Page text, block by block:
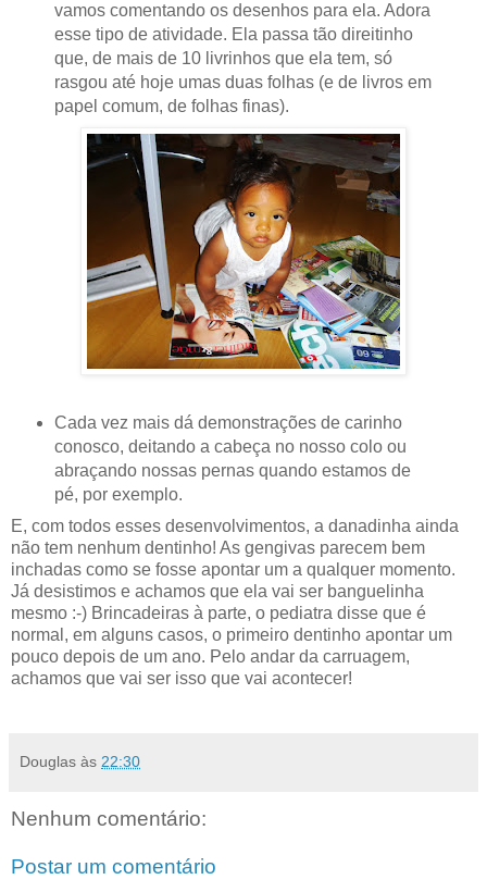
vamos comentando os desenhos para ela. Adora
esse tipo de atividade. Ela passa tão direitinho
que, de mais de 10 livrinhos que ela tem, só
rasgou até hoje umas duas folhas (e de livros em
papel comum, de folhas finas).
Cada vez mais dá demonstrações de carinho
conosco, deitando a cabeça no nosso colo ou
abraçando nossas pernas quando estamos de
pé, por exemplo.
E, com todos esses desenvolvimentos, a danadinha ainda
não tem nenhum dentinho! As gengivas parecem bem
inchadas como se fosse apontar um a qualquer momento.
Já desistimos e achamos que ela vai ser banguelinha
mesmo :-) Brincadeiras à parte, o pediatra disse que é
normal, em alguns casos, o primeiro dentinho apontar um
pouco depois de um ano. Pelo andar da carruagem,
achamos que vai ser isso que vai acontecer!
Douglas às 22:30
Nenhum comentário:
Postar um comentário